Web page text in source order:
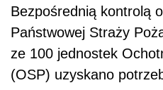
Bezpośrednią kontrolą
Państwowej Straży
ze 100 jednostek
(OSP) uzyskano